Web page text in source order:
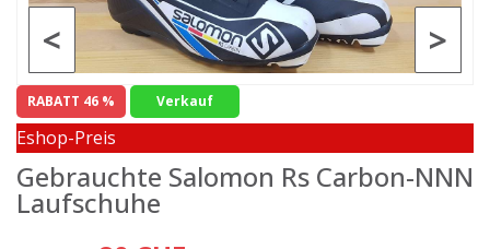
>
<
RABATT 46 % Verkauf
Eshop-Preis
Gebrauchte Salomon Rs Carbon-NNN
Laufschuhe